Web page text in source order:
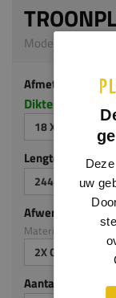
Model M109 | 18
Afmeting
Dikte x hoogte
18 X 90 MM
Lengte (mm)
2440
Afwerking
Materiaal: MDF
2X GEGROND
Aantal stuks
uw